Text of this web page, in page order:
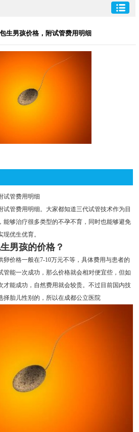
生男孩价格，附试管费用明细
试管费用明细
试管费用明细。大家都知道三代试管技术作为目
能够治疗很多类型的不孕不育，同时也能够避免
优生优育。
男孩的价格？
价格一般在7-10万元不等，具体费用与患者的
管能一次成功，那么价格就会相对便宜些，但如
才能成功，自然费用就会较贵。不过目前国内技
择胎儿性别的，所以在成都公立医院